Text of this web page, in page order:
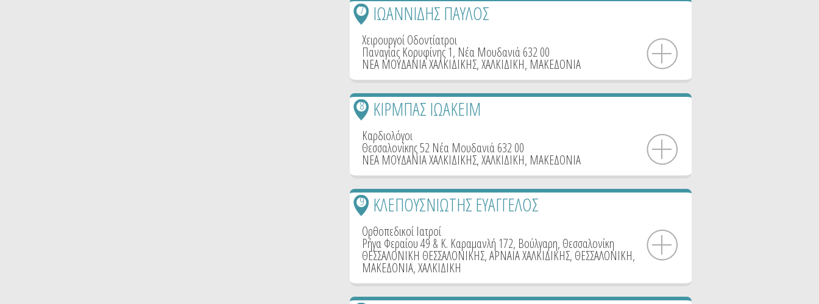
ΙΩΑΝΝΙΔΗΣ ΠΑΥΛΟΣ
7
Χειρουργοί Οδοντίατροι
Παναγίας Κορυφίνης 1, Νέα Μουδανιά 632 00
ΝΕΑ ΜΟΥΔΑΝΙΑ ΧΑΛΚΙΔΙΚΗΣ,ΧΑΛΚΙΔΙΚΗ, ΜΑΚΕΔΟΝΙΑ
ΚΙΡΜΠΑΣ ΙΩΑΚΕΙΜ
8
Καρδιολόγοι
Θεσσαλονίκης 52 Νέα Μουδανιά 632 00
ΝΕΑ ΜΟΥΔΑΝΙΑ ΧΑΛΚΙΔΙΚΗΣ,ΧΑΛΚΙΔΙΚΗ, ΜΑΚΕΔΟΝΙΑ
ΚΛΕΠΟΥΣΝΙΩΤΗΣ ΕΥΑΓΓΕΛΟΣ
9
Ορθοπεδικοί Ιατροί
Ρήγα Φεραίου 49 & Κ. Καραμανλή 172, Βούλγαρη, Θεσσαλονίκη
ΘΕΣΣΑΛΟΝΙΚΗ ΘΕΣΣΑΛΟΝΙΚΗΣ,ΑΡΝΑΙΑ ΧΑΛΚΙΔΙΚΗΣ, ΘΕΣΣΑΛΟΝΙΚΗ,
ΜΑΚΕΔΟΝΙΑ,ΧΑΛΚΙΔΙΚΗ